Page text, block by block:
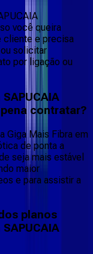
você queira
cliente e precisa
solicitar
por ligação ou
contratar?
Giga Mais Fibra em
de ponta a
seja mais estável
maior
e para assistir a
planos